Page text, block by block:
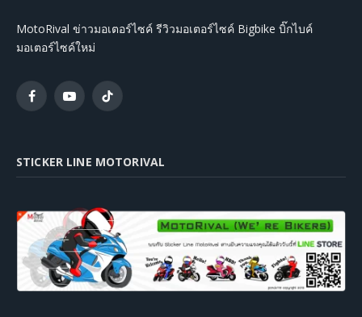
MotoRival ข่าวมอเตอร์ไซค์ รีวิวมอเตอร์ไซค์ Bigbike บิ๊กไบค์
มอเตอร์ไซค์ใหม่
FacebookYouTubeTikTok
STICKER LINE MOTORIVAL